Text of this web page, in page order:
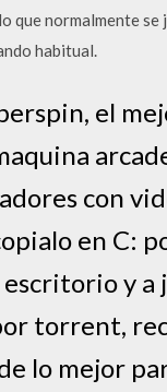
que normalmente se
habitual.
el
con
en C:
y a
torrent,
lo mejor